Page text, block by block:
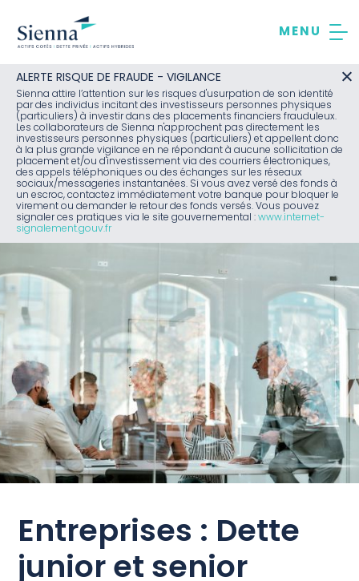
contenu
ALERTE RISQUE DE FRAUDE - VIGILANCE
Sienna attire l’attention sur les risques d'usurpation de son identité
par des individus incitant des investisseurs personnes physiques
(particuliers) à investir dans des placements financiers frauduleux.
Les collaborateurs de Sienna n'approchent pas directement les
investisseurs personnes physiques (particuliers) et appellent donc
à la plus grande vigilance en ne répondant à aucune sollicitation de
placement et/ou d'investissement via des courriers électroniques,
des appels téléphoniques ou des échanges sur les réseaux
sociaux/messageries instantanées. Si vous avez versé des fonds à
un escroc, contactez immédiatement votre banque pour bloquer le
virement ou demander le retour des fonds versés. Vous pouvez
signaler ces pratiques via le site gouvernemental : www.internet-
signalement.gouv.fr
Entreprises : Dette
junior et senior